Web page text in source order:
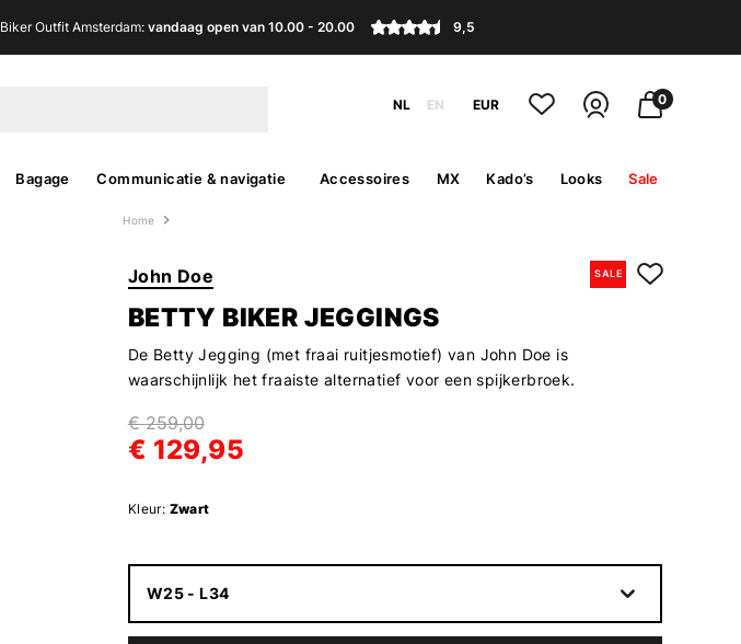
Biker Outfit Amsterdam: vandaag open van 10.00 - 20.00 9,5
NL EN EUR 0
Bagage Communicatie & navigatie Accessoires MX Kado’s Looks Sale
Home
SALE
John Doe
BETTY BIKER JEGGINGS
De Betty Jegging (met fraai ruitjesmotief) van John Doe is
waarschijnlijk het fraaiste alternatief voor een spijkerbroek.
€ 259,00
€ 129,95
Kleur: Zwart
W25 - L34